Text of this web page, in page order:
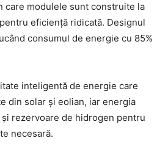
care modulele sunt construite la
eficiență ridicată. Designul
consumul de energie cu 85%
inteligentă de energie care
din solar și eolian, iar energia
rezervoare de hidrogen pentru
necesară.